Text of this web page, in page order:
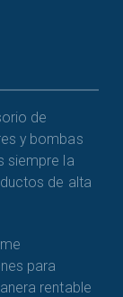
de
y bombas
siempre la
de alta
para
rentable